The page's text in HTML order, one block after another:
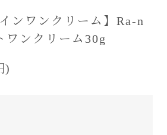
ンワンクリーム】Ra-n
ワンクリーム30g
)